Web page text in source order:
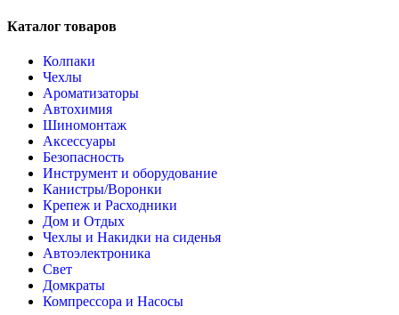
Каталог товаров
Колпаки
Чехлы
Ароматизаторы
Автохимия
Шиномонтаж
Аксессуары
Безопасность
Инструмент и оборудование
Канистры/Воронки
Крепеж и Расходники
Дом и Отдых
Чехлы и Накидки на сиденья
Автоэлектроника
Свет
Домкраты
Компрессора и Насосы